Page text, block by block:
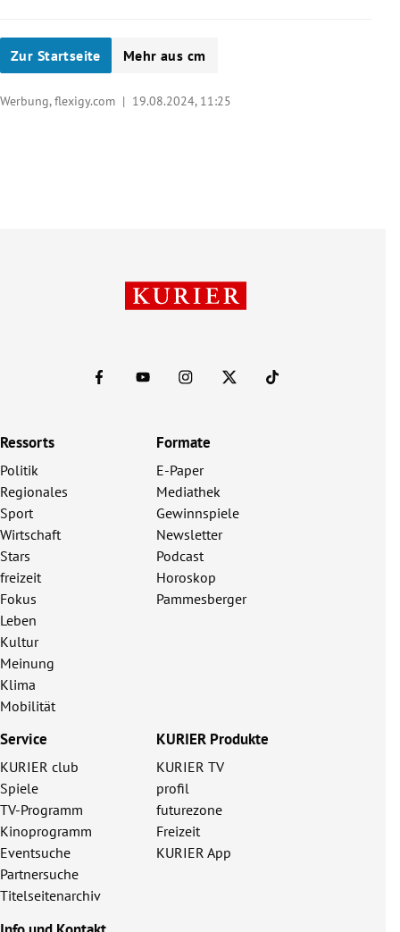
Zur Startseite Mehr aus cm
Werbung, flexigy.com | 19.08.2024, 11:25
Ressorts
Politik
Regionales
Sport
Wirtschaft
Stars
freizeit
Fokus
Leben
Kultur
Meinung
Klima
Mobilität
Formate
E-Paper
Mediathek
Gewinnspiele
Newsletter
Podcast
Horoskop
Pammesberger
Service
KURIER club
Spiele
TV-Programm
Kinoprogramm
Eventsuche
Partnersuche
Titelseitenarchiv
KURIER Produkte
KURIER TV
profil
futurezone
Freizeit
KURIER App